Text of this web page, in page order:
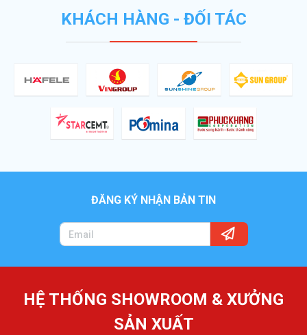
KHÁCH HÀNG - ĐỐI TÁC
ĐĂNG KÝ NHẬN BẢN TIN
HỆ THỐNG SHOWROOM & XƯỞNG
SẢN XUẤT